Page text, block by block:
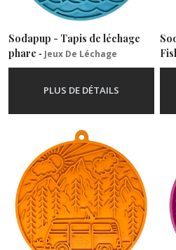
Sodapup - Tapis de léchage
phare - Jeux De Léchage
PLUS DE DÉTAILS
Jeux
mastication
(9)
Gamelles
glouton
Afficher
les
résultats